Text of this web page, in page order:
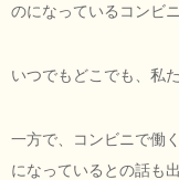
のになっているコンビ
いつでもどこでも、私
一方で、コンビニで働
になっているとの話も